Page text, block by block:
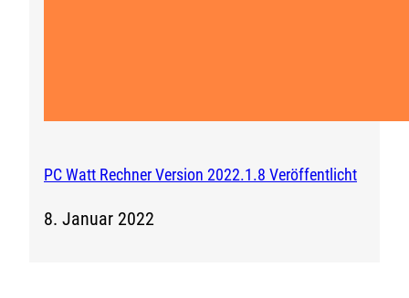
PC Watt Rechner Version 2022.1.8 Veröffentlicht
8. Januar 2022